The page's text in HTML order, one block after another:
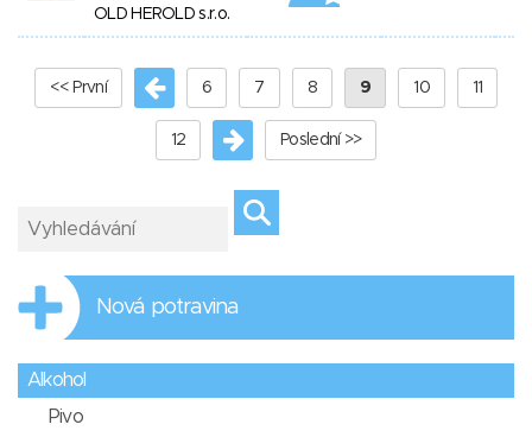
OLD HEROLD s.r.o.
<< První 6 7 8 9 10 11
12 Poslední >>
Nová potravina
Alkohol
Pivo